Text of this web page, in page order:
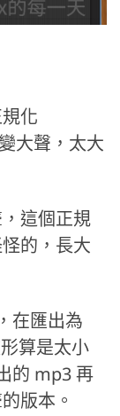
化
大聲，太大
這個正規
的，長大
在匯出為
算是太小
的 mp3 再
版本。